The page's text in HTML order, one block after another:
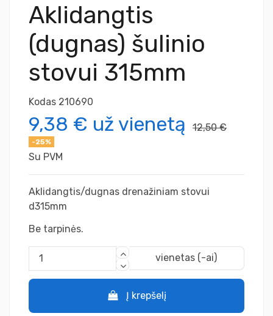
Aklidangtis
(dugnas) šulinio
stovui 315mm
Kodas 210690
9,38 € už vienetą 12,50 €
-25%
Su PVM
Aklidangtis/dugnas drenažiniam stovui
d315mm
Be tarpinės.
vienetas (-ai)
Į krepšelį